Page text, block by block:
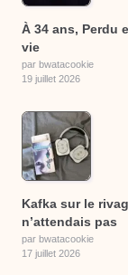
À 34 ans, Perdu
vie
par bwatacookie
19 juillet 2026
Kafka sur le
n’attendais pas
par bwatacookie
17 juillet 2026